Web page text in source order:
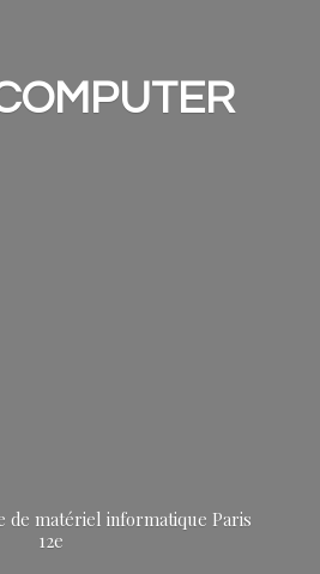
de matériel informatique Paris
12e